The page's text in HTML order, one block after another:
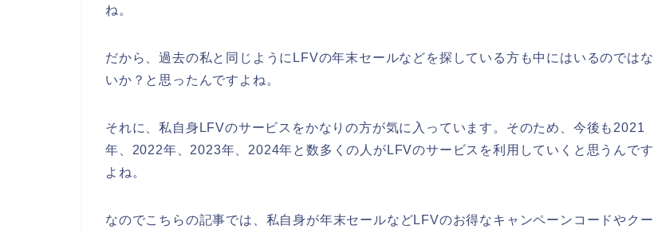
ね。
だから、過去の私と同じようにLFVの年末セールなどを探している方も中にはいるのではな
いか？と思ったんですよね。
それに、私自身LFVのサービスをかなりの方が気に入っています。そのため、今後も2021
年、2022年、2023年、2024年と数多くの人がLFVのサービスを利用していくと思うんです
よね。
なのでこちらの記事では、私自身が年末セールなどLFVのお得なキャンペーンコードやクー